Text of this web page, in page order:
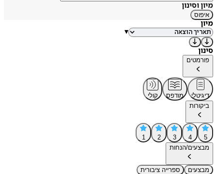
מיון וסינון
איפוס
מיון
▾
סינון
פורמטים
דיגיטלי מודפס
קולי
ביקורות
5
4
3
2
1
מבצעים/הנחות
מבצעים ספרייה ציבורית